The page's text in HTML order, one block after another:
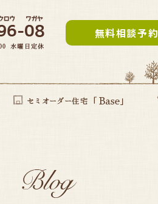
無料相談予約